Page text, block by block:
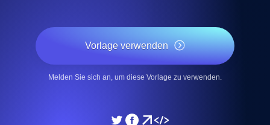
Vorlage verwenden
Melden Sie sich an, um diese Vorlage zu verwenden.